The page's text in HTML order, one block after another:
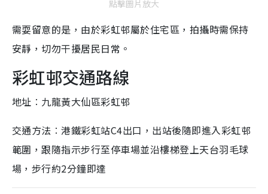
點擊圖片放大
需耍留意的是，由於彩虹邨屬於住宅區，拍攝時需保持
安靜，切勿干擾居民日常。
彩虹邨交通路線
地址︰九龍黃大仙區彩虹邨
交通方法︰港鐵彩虹站C4出口，出站後隨即進入彩虹邨
範圍，跟隨指示步行至停車場並沿樓梯登上天台羽毛球
場，步行約2分鐘即達